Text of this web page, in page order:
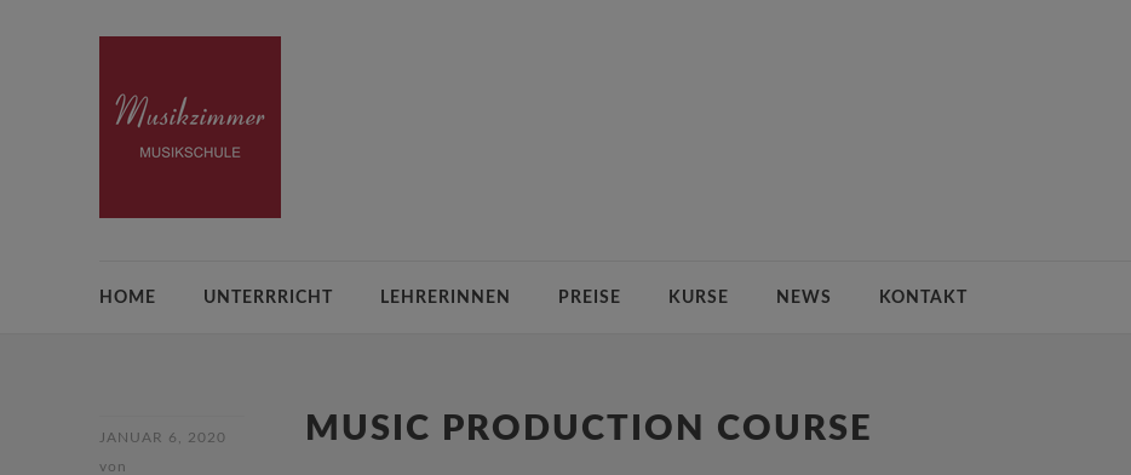
HOME UNTERRRICHT LEHRERINNEN PREISE KURSE NEWS KONTAKT
JANUAR 6, 2020
von
MUSIC PRODUCTION COURSE